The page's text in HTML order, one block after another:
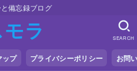
備忘録ブログ
ラ
ップ プライバシーポリシー お問
SEARCH